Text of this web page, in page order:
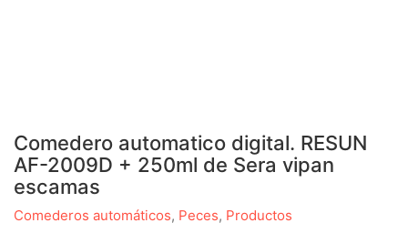
Comedero automatico digital. RESUN
AF-2009D + 250ml de Sera vipan
escamas
Comederos automáticos, Peces, Productos